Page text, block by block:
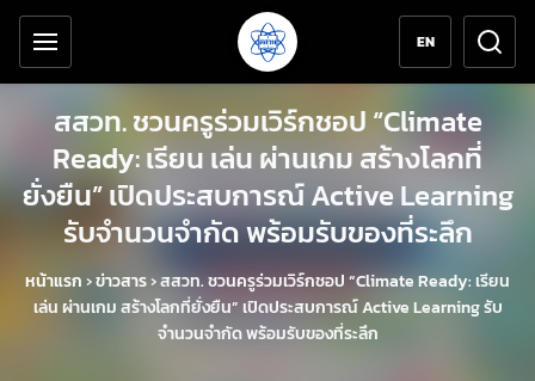
ข้ามไปยังเนื้อหาหลัก
เครื่องมือช่วยเหลือ
EN
สสวท. ชวนครูร่วมเวิร์กชอป “Climate
Ready: เรียน เล่น ผ่านเกม สร้างโลกที่
ยั่งยืน” เปิดประสบการณ์ Active Learning
รับจำนวนจำกัด พร้อมรับของที่ระลึก
หน้าแรก›ข่าวสาร›สสวท. ชวนครูร่วมเวิร์กชอป “Climate Ready: เรียน
เล่น ผ่านเกม สร้างโลกที่ยั่งยืน” เปิดประสบการณ์ Active Learning รับ
จำนวนจำกัด พร้อมรับของที่ระลึก